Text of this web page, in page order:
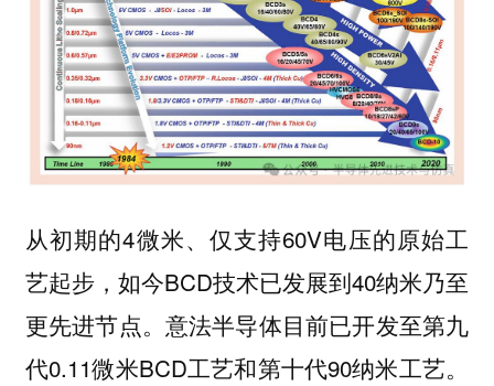
从初期的4微米、仅支持60V电压的原始工
艺起步，如今BCD技术已发展到40纳米乃至
更先进节点。意法半导体目前已开发至第九
代0.11微米BCD工艺和第十代90纳米工艺。